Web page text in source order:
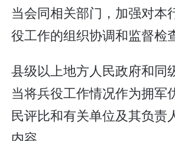
当会同相关部门，加强对本
役工作的组织协调和监督检
县级以上地方人民政府和同
当将兵役工作情况作为拥军
民评比和有关单位及其负责
内容。